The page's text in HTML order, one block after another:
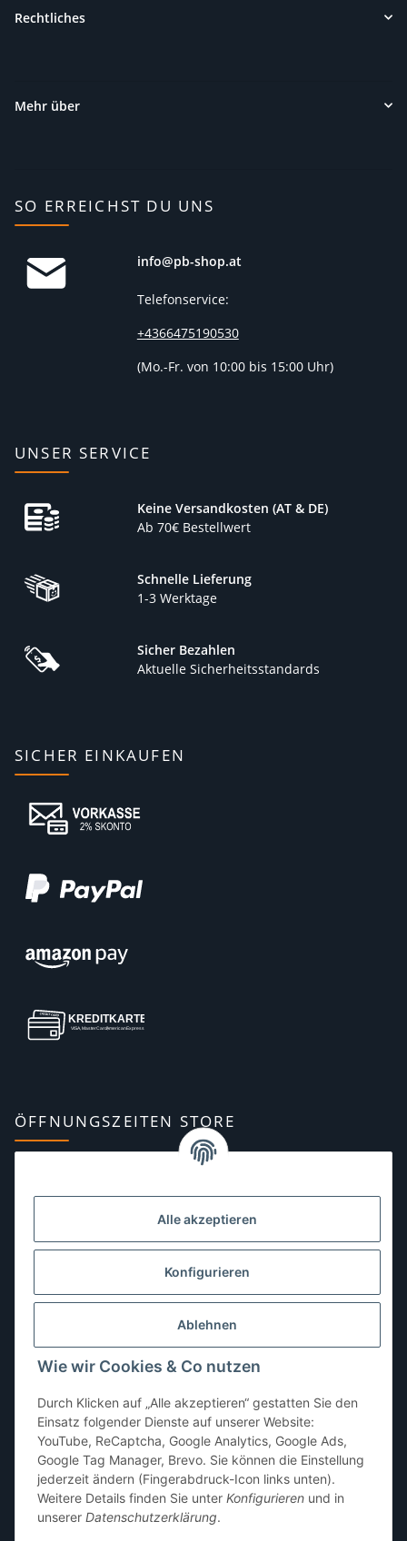
Alle akzeptieren
Konfigurieren
Ablehnen
Wie wir Cookies & Co nutzen
Durch Klicken auf „Alle akzeptieren“ gestatten Sie den
Einsatz folgender Dienste auf unserer Website:
YouTube, ReCaptcha, Google Analytics, Google Ads,
Google Tag Manager, Brevo. Sie können die Einstellung
jederzeit ändern (Fingerabdruck-Icon links unten).
Weitere Details finden Sie unter Konfigurieren und in
unserer Datenschutzerklärung.
Rechtliches
Mehr über
SO ERREICHST DU UNS
info@pb-shop.at
Telefonservice:
+4366475190530
(Mo.-Fr. von 10:00 bis 15:00 Uhr)
UNSER SERVICE
Keine Versandkosten (AT & DE)
Ab 70€ Bestellwert
Schnelle Lieferung
1-3 Werktage
Sicher Bezahlen
Aktuelle Sicherheitsstandards
SICHER EINKAUFEN
ÖFFNUNGSZEITEN STORE
10:00–13:00, 14:00–18:00 Uhr
Dienstag:10:00–13:00, 14:00–16:00 Uhr
10:00–13:00 Uhr
Freitag:10:00–13:00, 14:00–18:00 Uhr
Sonntag: geschlossen
* Alle Preise inkl. gesetzlicher USt., zzgl.Versand